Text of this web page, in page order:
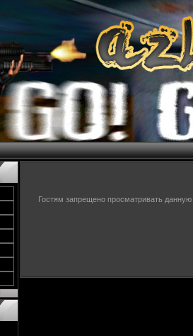
Гостям запрещено просматривать данную